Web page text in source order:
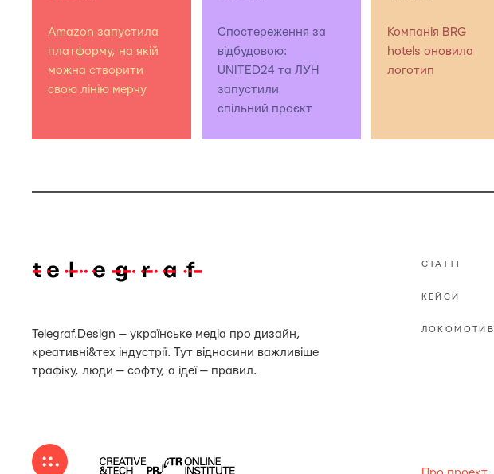
Amazon запустила
платформу, на якій
можна створити
свою лінію мерчу
Спостереження за
відбудовою:
UNITED24 та ЛУН
запустили
спільний проєкт
Компанія BRG
hotels оновила
логотип
Telegraf.Design — українське медіа про дизайн,
креативні&тех індустрії. Тут відносини важливіше
трафіку, люди — софту, а ідеї — правил.
СТАТТІ
КЕЙСИ
ЛОКОМОТИВ